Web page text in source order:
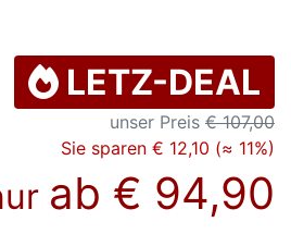
LETZ-DEAL
unser Preis € 107,00
Sie sparen € 12,10 (≈ 11%)
ab € 94,90